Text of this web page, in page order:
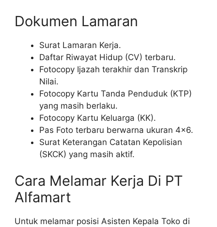
Dokumen Lamaran
Surat Lamaran Kerja.
Daftar Riwayat Hidup (CV) terbaru.
Fotocopy Ijazah terakhir dan Transkrip
Nilai.
Fotocopy Kartu Tanda Penduduk (KTP)
yang masih berlaku.
Fotocopy Kartu Keluarga (KK).
Pas Foto terbaru berwarna ukuran 4×6.
Surat Keterangan Catatan Kepolisian
(SKCK) yang masih aktif.
Cara Melamar Kerja Di PT
Alfamart
Untuk melamar posisi Asisten Kepala Toko di